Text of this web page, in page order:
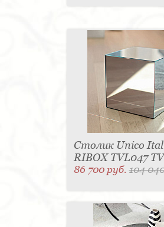
Столик Unico
RIBOX TVL047
86 700 руб.104